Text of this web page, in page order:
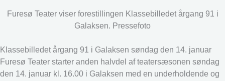
Furesø Teater viser forestillingen Klassebilledet årgang 91 i
Galaksen. Pressefoto
Klassebilledet årgang 91 i Galaksen søndag den 14. januar
Furesø Teater starter anden halvdel af teatersæsonen søndag
den 14. januar kl. 16.00 i Galaksen med en underholdende og